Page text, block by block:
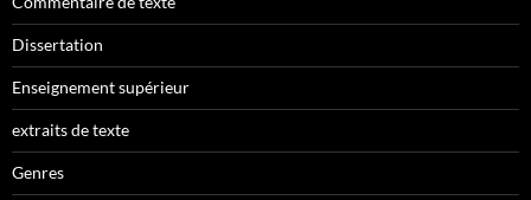
Dissertation
Enseignement supérieur
extraits de texte
Genres